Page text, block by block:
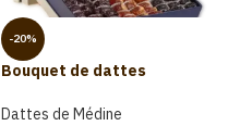
-20%
Bouquet de dattes
Dattes de Médine